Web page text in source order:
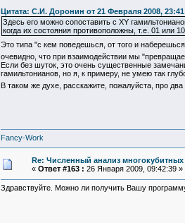
Цитата: С.И. Доронин от 21 Февраля 2008,
Здесь его можно сопоставить с XY
когда их состояния противоположны, т.е. 01 или
Это типа "с кем поведешься, от того и
очевидно, что при взаимодействии мы
Если без шуток, это очень существенные
гамильтонианов, но я, к примеру, не умею так
В таком же духе, расскажите, пожалуйста, про
Fancy-Work
Re: Численный анализ многокубитных
« Ответ #163 : 26 Января 2009, 09:42:39 »
Здравствуйте. Можно ли получить Вашу